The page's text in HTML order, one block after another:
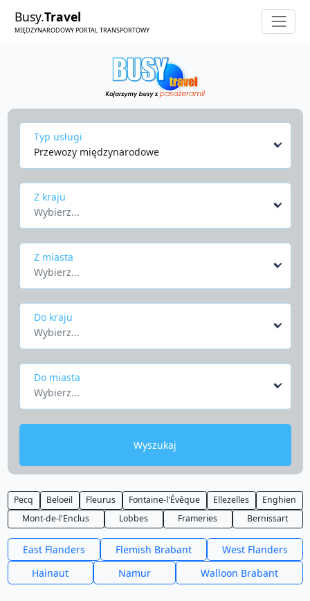
Busy.Travel
MIĘDZYNARODOWY PORTAL TRANSPORTOWY
Typ usługi
Przewozy międzynarodowe
Z kraju
Wybierz...
Z miasta
Wybierz...
Do kraju
Wybierz...
Do miasta
Wybierz...
Wyszukaj
Pecq Beloeil Fleurus Fontaine-l'Évêque Ellezelles
Enghien
Mont-de-l'Enclus
Lobbes Frameries Bernissart
East Flanders Flemish Brabant
West Flanders
Hainaut
Namur Walloon Brabant